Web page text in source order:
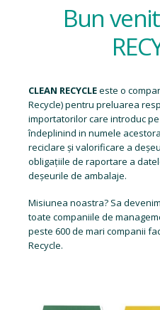
Bun
CLEAN RECYCLEeste o
Recycle) pentru preluarea
importatorilor care introduc
îndeplinind in numele
reciclare și valorificare a
obligațiile de raportare a
deșeurile de ambalaje.
Misiunea noastra? Sa
toate companiile de
peste 600 de mari companii
Recycle.